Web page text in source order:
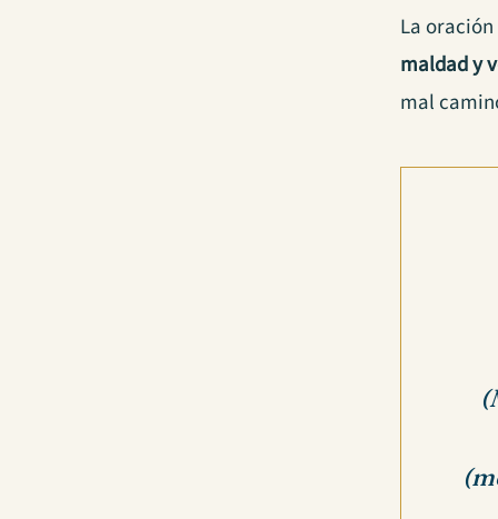
La
maldad y
mal